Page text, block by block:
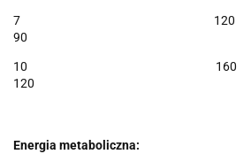
7
90
10
120
Energia metaboliczna: